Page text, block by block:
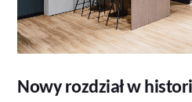
Nowy rozdział w